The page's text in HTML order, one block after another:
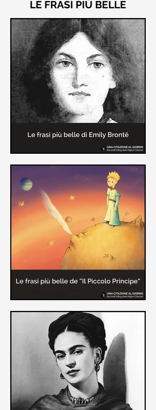
LE FRASI PIÙ BELLE
Le frasi più belle di "Cime
Tempestose" di Emily Brontë
"Cime Tempestose" rimane l'unico
romanzo scritto da Emily Brontë
causa la tubercolosi che le tolse la
vita ad appena 30 anni (...)
Le frasi più belle de "Il piccolo
principe" di Antoine de Saint-
Exupèry
Raccolta delle frasi più belle del
Piccolo Principe che trasmettono il
messaggio più significativo: le cose
più importanti della vita (...)